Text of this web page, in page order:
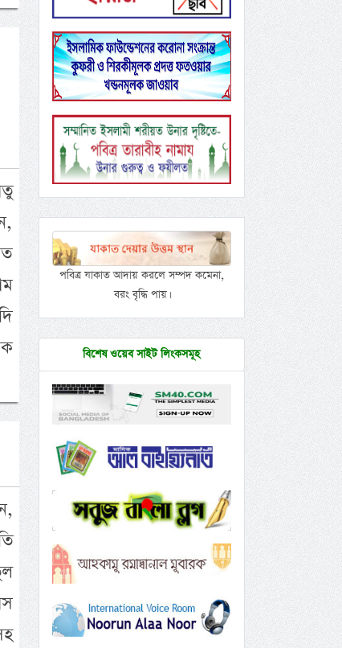
পবিত্র যাকাত আদায় করলে সম্পদ কমেনা,
বরং বৃদ্ধি পায়।
বিশেষ ওয়েব সাইট লিংকসমূহ